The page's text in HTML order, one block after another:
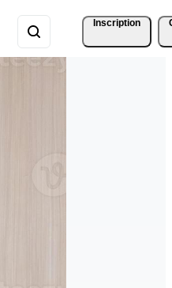
Inscription